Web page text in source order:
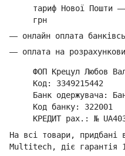
тариф Нової Пошти —
грн
— онлайн оплата
— оплата на
ФОП Крецул Любов
Код: 3349215442
Банк одержувача:
Код банку: 322001
КРЕДИТ рах.: №
На всі товари, придбані
Multitech, діє гарантія